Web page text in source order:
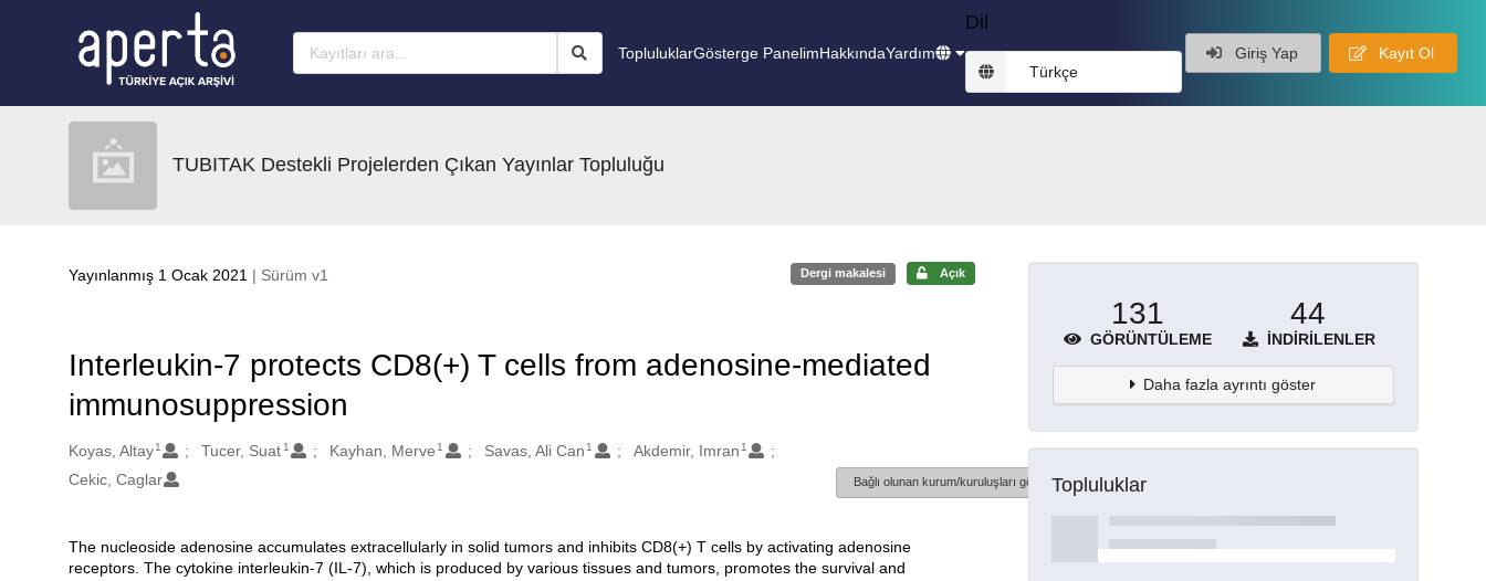
TopluluklarGösterge PanelimHakkındaYardım
Dil
Türkçe
Giriş Yap Kayıt Ol
TUBITAK Destekli Projelerden Çıkan Yayınlar Topluluğu
Yayınlanmış 1 Ocak 2021 | Sürüm v1 Dergi makalesi Açık
Interleukin-7 protects CD8(+) T cells from adenosine-mediated
immunosuppression
Oluşturanlar
Koyas, Altay 1 Tucer, Suat 1 Kayhan, Merve 1 Savas, Ali Can 1 Akdemir, Imran 1
Cekic, Caglar Bağlı olunan kurum/kuruluşları göster
Açıklama
The nucleoside adenosine accumulates extracellularly in solid tumors and inhibits CD8(+) T cells by activating adenosine
receptors. The cytokine interleukin-7 (IL-7), which is produced by various tissues and tumors, promotes the survival and
131
GÖRÜNTÜLEME
44
İNDIRILENLER
Daha fazla ayrıntı göster
Topluluklar